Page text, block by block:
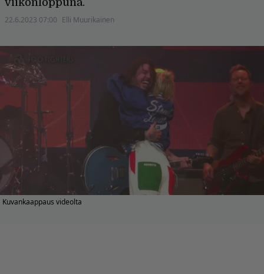
viikonloppuna.
22.6.2023 07:00 Elli Muurikainen
Kuvankaappaus videolta